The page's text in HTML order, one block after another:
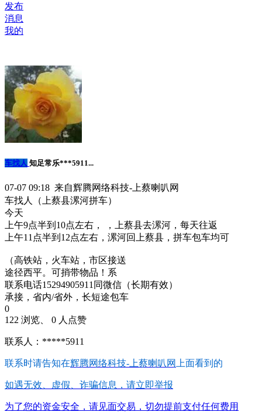
发布
消息
我的
车找人 知足常乐***5911...
07-07 09:18 来自辉腾网络科技-上蔡喇叭网
车找人（上蔡县漯河拼车）
今天
上午9点半到10点左右， ，上蔡县去漯河，每天往返
上午11点半到12点左右，漯河回上蔡县，拼车包车均可
（高铁站，火车站，市区接送
途径西平。可捎带物品！系
联系电话15294905911同微信（长期有效）
承接，省内/省外，长短途包车
0
122 浏览、 0 人点赞
联系人：*****5911
联系时请告知在辉腾网络科技-上蔡喇叭网 上面看到的
如遇无效、虚假、诈骗信息，请立即举报
为了您的资金安全，请见面交易，切勿提前支付任何费用